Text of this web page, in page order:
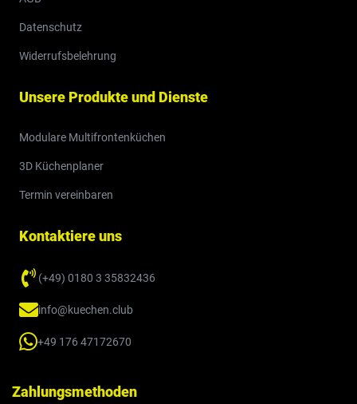
Datenschutz
Widerrufsbelehrung
Unsere Produkte und Dienste
Modulare Multifrontenküchen
3D Küchenplaner
Termin vereinbaren
Kontaktiere uns
(+49) 0180 3 35832436
info@kuechen.club
+49 176 47172670
Zahlungsmethoden